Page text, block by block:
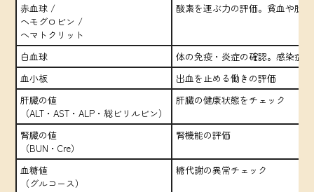
赤血球 /
ヘモグロビン /
ヘマトクリット
酸素を運ぶ力の評価。貧血や脱
白血球
体の免疫・炎症の確認。感染症
血小板
出血を止める働きの評価
肝臓の値
（ALT・AST・ALP・総ビリルビン）
肝臓の健康状態をチェック
腎臓の値
（BUN・Cre）
腎機能の評価
血糖値
（グルコース）
糖代謝の異常チェック